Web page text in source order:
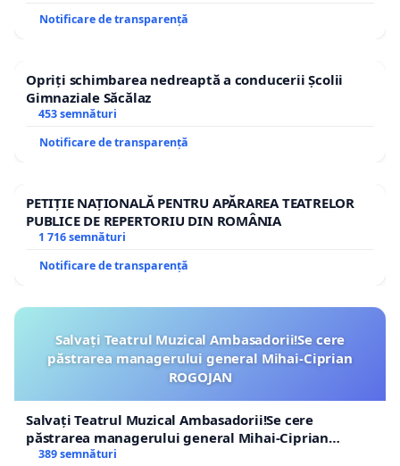
Notificare de transparență
Opriți schimbarea nedreaptă a conducerii Școlii
Gimnaziale Săcălaz
453 semnături
Notificare de transparență
PETIȚIE NAȚIONALĂ PENTRU APĂRAREA TEATRELOR
PUBLICE DE REPERTORIU DIN ROMÂNIA
1 716 semnături
Notificare de transparență
Salvați Teatrul Muzical Ambasadorii!Se cere
păstrarea managerului general Mihai-Ciprian
ROGOJAN
Salvați Teatrul Muzical Ambasadorii!Se cere
păstrarea managerului general Mihai-Ciprian
ROGOJAN
389 semnături